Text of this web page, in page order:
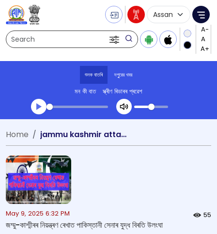
Search
Language
শুনক বাতৰি দপুুরের খবর
মন কী বাত স্ক্ৰীণ ৰিডাৰৰ প্ৰৱেশ
Transcript summary
খেলা অডিঅ' দপুুরের খবর
Home jammu kashmir attack
May 9, 2025 6:32 PM 55
জম্মু-কাশ্মীৰৰ নিয়ন্ত্ৰণ ৰেখাত পাকিস্তানী সেনাৰ যুদ্ধ বিৰতি উলংঘা